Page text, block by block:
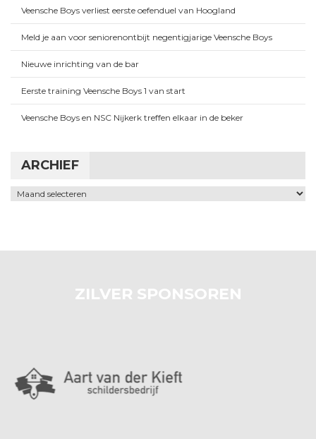
Veensche Boys verliest eerste oefenduel van Hoogland
Meld je aan voor seniorenontbijt negentigjarige Veensche Boys
Nieuwe inrichting van de bar
Eerste training Veensche Boys 1 van start
Veensche Boys en NSC Nijkerk treffen elkaar in de beker
ARCHIEF
Archief
ZILVER SPONSOREN